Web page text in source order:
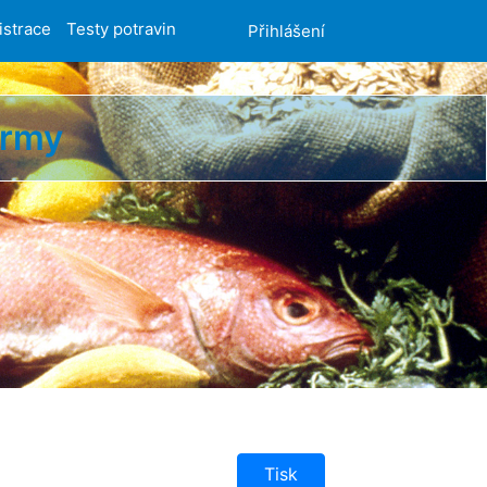
Testy potravin Přihlášení
Tisk